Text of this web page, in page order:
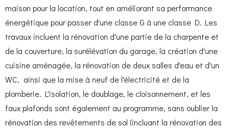
maison pour la location, tout en améliorant sa performance
énergétique pour passer d'une classe G à une classe D. Les
travaux incluent la rénovation d'une partie de la charpente et
de la couverture, la surélévation du garage, la création d'une
cuisine aménagée, la rénovation de deux salles d'eau et d'un
WC, ainsi que la mise à neuf de l'électricité et de la
plomberie. L'isolation, le doublage, le cloisonnement, et les
faux plafonds sont également au programme, sans oublier la
rénovation des revêtements de sol (incluant la rénovation des